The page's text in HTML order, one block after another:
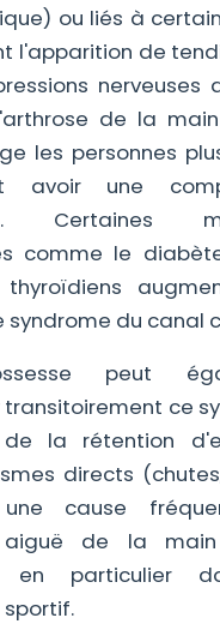
ou liés à
l'apparition de
nerveuses
de la
les personnes
avoir une
Certaines
comme le
thyroïdiens
syndrome du canal
peut
ce
la rétention
directs
cause
aiguë de la
en particulier